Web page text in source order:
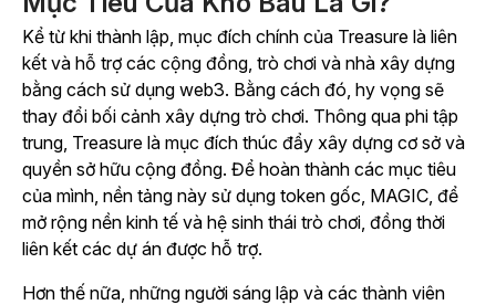
Kể từ khi thành lập, mục đích chính của Treasure là liên
kết và hỗ trợ các cộng đồng, trò chơi và nhà xây dựng
bằng cách sử dụng web3. Bằng cách đó, hy vọng sẽ
thay đổi bối cảnh xây dựng trò chơi. Thông qua phi tập
trung, Treasure là mục đích thúc đẩy xây dựng cơ sở và
quyền sở hữu cộng đồng. Để hoàn thành các mục tiêu
của mình, nền tảng này sử dụng token gốc, MAGIC, để
mở rộng nền kinh tế và hệ sinh thái trò chơi, đồng thời
liên kết các dự án được hỗ trợ.
Hơn thế nữa, những người sáng lập và các thành viên